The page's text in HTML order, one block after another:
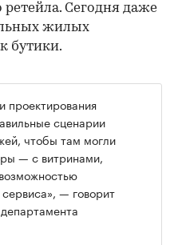
ретейла. Сегодня даже
жилых
бутики.
проектирования
сценарии
чтобы там могли
— с витринами,
— говорит